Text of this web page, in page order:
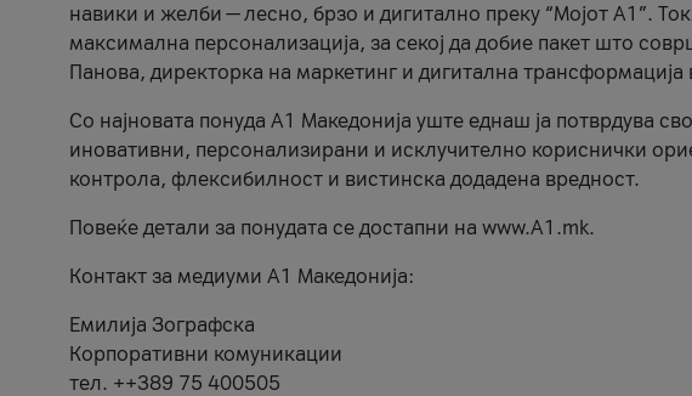
навики и желби — лесно, брзо и дигитално преку “Мојот А1”.
максимална персонализација, за секој да добие пакет што
Панова, директорка на маркетинг и дигитална трансформација
Со најновата понуда А1 Македонија уште еднаш ја потврдува
иновативни, персонализирани и исклучително кориснички
контрола, флексибилност и вистинска додадена вредност.
Повеќе детали за понудата се достапни на www.А1.mk.
Контакт за медиуми А1 Македонија:
Емилија Зографска
Корпоративни комуникации
тел. ++389 75 400505